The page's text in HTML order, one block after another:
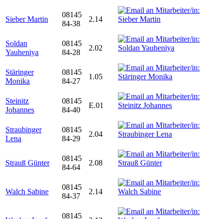
Sieber Martin
08145
84-38
2.14
Soldan
Yauheniya
08145
84-28
2.02
Stäringer
Monika
08145
84-27
1.05
Steinitz
Johannes
08145
84-40
E.01
Straubinger
Lena
08145
84-29
2.04
Strauß Günter
08145
84-64
2.08
Walch Sabine
08145
84-37
2.14
08145